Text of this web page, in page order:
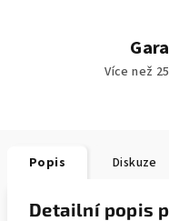
Více než
Popis Diskuze
Detailní popis